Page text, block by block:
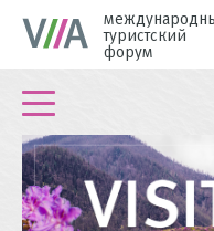
туристский
форум